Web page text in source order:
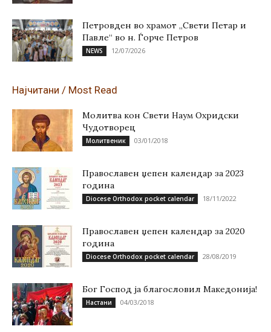
Петровден во храмот „Свети Петар и
Павле“ во н. Ѓорче Петров
NEWS 12/07/2026
Најчитани / Most Read
Молитва кон Свети Наум Охридски
Чудотворец
Молитвеник 03/01/2018
Православен џепен календар за 2023
година
Diocese Orthodox pocket calendar 18/11/2022
Православен џепен календар за 2020
година
Diocese Orthodox pocket calendar 28/08/2019
Бог Господ ја благословил Македонија!
Настани 04/03/2018